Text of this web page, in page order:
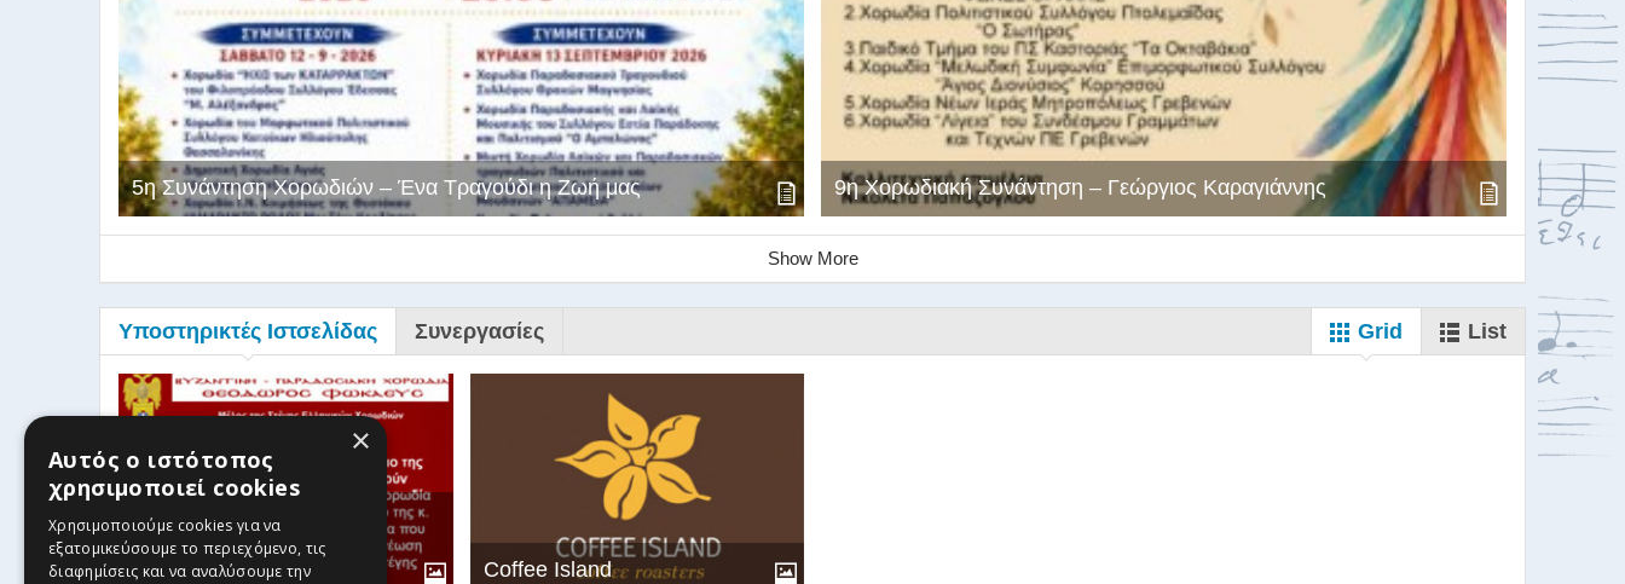
5η Συνάντηση Χορωδιών – Ένα Τραγούδι η Ζωή μας 9η Χορωδιακή Συνάντηση – Γεώργιος Καραγιάννης
Show More
Υποστηρικτές Ιστσελίδας Συνεργασίες Grid List
Βυζαντινή-Παραδοσιακή
Χορωδία Θεόδωρος
Φωκαεύς
Coffee Island
×
Αυτός ο ιστότοπος
χρησιμοποιεί cookies
Χρησιμοποιούμε cookies για να
εξατομικεύσουμε το περιεχόμενο, τις
διαφημίσεις και να αναλύσουμε την